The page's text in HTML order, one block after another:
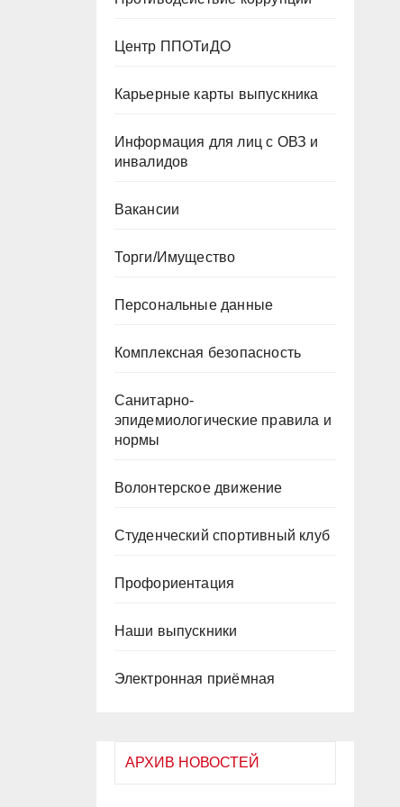
Центр ППОТиДО
Карьерные карты выпускника
Информация для лиц с ОВЗ и
инвалидов
Вакансии
Торги/Имущество
Персональные данные
Комплексная безопасность
Санитарно-
эпидемиологические правила и
нормы
Волонтерское движение
Студенческий спортивный клуб
Профориентация
Наши выпускники
Электронная приёмная
АРХИВ НОВОСТЕЙ